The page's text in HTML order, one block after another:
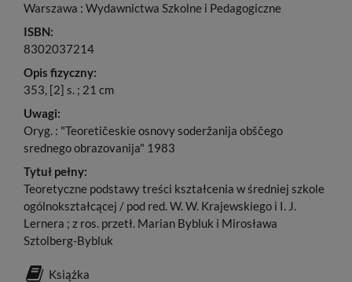
Warszawa : Wydawnictwa Szkolne i Pedagogiczne
ISBN:
8302037214
Opis fizyczny:
353, [2] s. ; 21 cm
Uwagi:
Oryg. : "Teoretičeskie osnovy soderžanija obščego
srednego obrazovanija" 1983
Tytuł pełny:
Teoretyczne podstawy treści kształcenia w średniej szkole
ogólnokształcącej / pod red. W. W. Krajewskiego i I. J.
Lernera ; z ros. przetł. Marian Bybluk i Mirosława
Sztolberg-Bybluk
Książka